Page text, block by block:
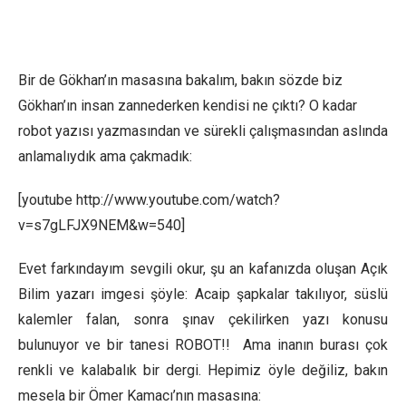
Bir de Gökhan’ın masasına bakalım, bakın sözde biz
Gökhan’ın insan zannederken kendisi ne çıktı? O kadar
robot yazısı yazmasından ve sürekli çalışmasından aslında
anlamalıydık ama çakmadık:
[youtube http://www.youtube.com/watch?
v=s7gLFJX9NEM&w=540]
Evet farkındayım sevgili okur, şu an kafanızda oluşan Açık
Bilim yazarı imgesi şöyle: Acaip şapkalar takılıyor, süslü
kalemler falan, sonra şınav çekilirken yazı konusu
bulunuyor ve bir tanesi ROBOT!! Ama inanın burası çok
renkli ve kalabalık bir dergi. Hepimiz öyle değiliz, bakın
mesela bir Ömer Kamacı’nın masasına: